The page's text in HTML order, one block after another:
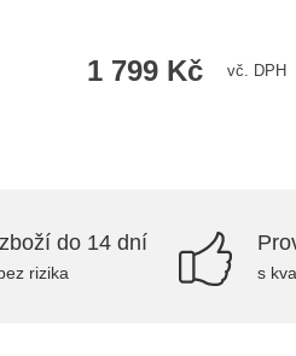
1 799 Kč vč. DPH
do 14 dní
rizika s